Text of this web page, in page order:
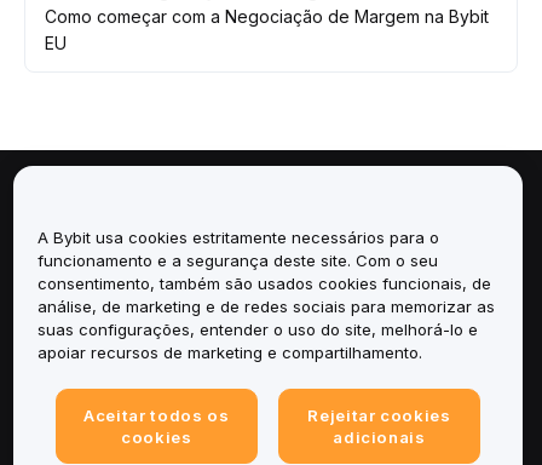
Como começar com a Negociação de Margem na Bybit
EU
Serviços
Suporte
A Bybit usa cookies estritamente necessários para o
funcionamento e a segurança deste site. Com o seu
consentimento, também são usados cookies funcionais, de
análise, de marketing e de redes sociais para memorizar as
suas configurações, entender o uso do site, melhorá-lo e
apoiar recursos de marketing e compartilhamento.
Aceitar todos os
cookies
Rejeitar cookies
adicionais